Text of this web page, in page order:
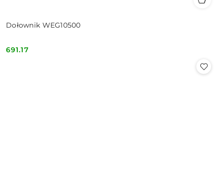
Dołownik WEG10500
Cena:
691.17